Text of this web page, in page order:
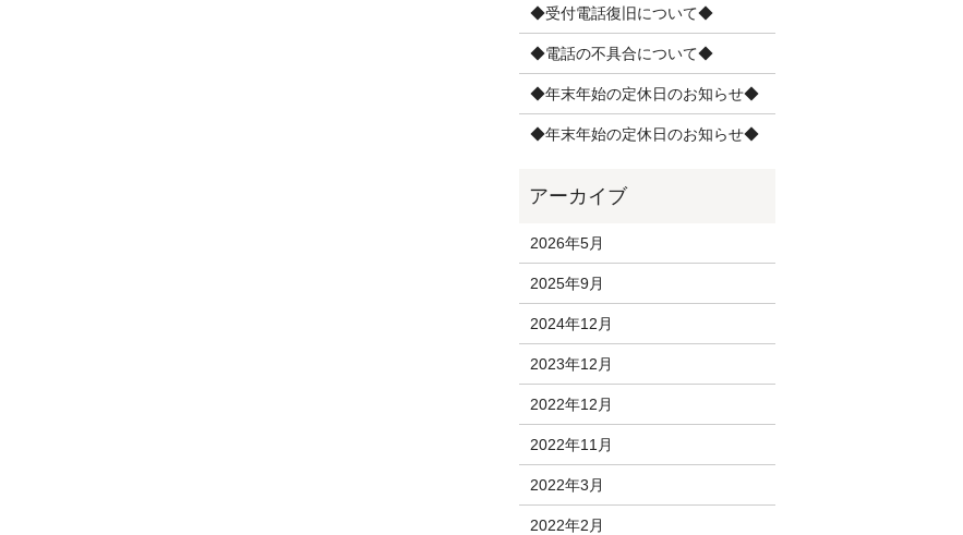
◆受付電話復旧について◆
◆電話の不具合について◆
◆年末年始の定休日のお知らせ◆
◆年末年始の定休日のお知らせ◆
2026年5月
2025年9月
2024年12月
2023年12月
2022年12月
2022年11月
2022年3月
2022年2月